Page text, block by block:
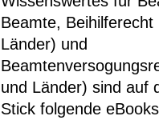
Beamte, Beihilferecht
Länder) und
und Länder) sind auf
Stick folgende